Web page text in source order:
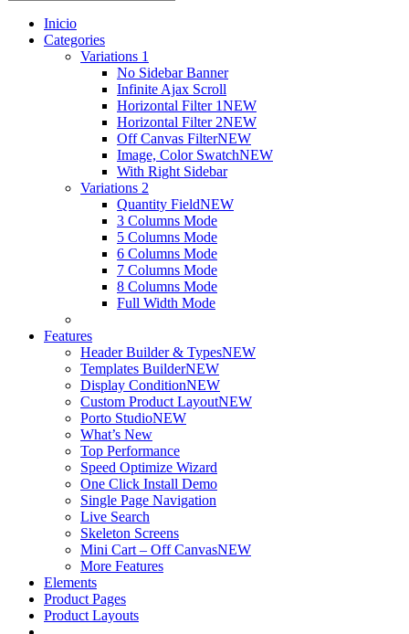
Inicio
Categories
Variations 1
No Sidebar Banner
Infinite Ajax Scroll
Horizontal Filter 1NEW
Horizontal Filter 2NEW
Off Canvas FilterNEW
Image, Color SwatchNEW
With Right Sidebar
Variations 2
Quantity FieldNEW
3 Columns Mode
5 Columns Mode
6 Columns Mode
7 Columns Mode
8 Columns Mode
Full Width Mode
Features
Header Builder & TypesNEW
Templates BuilderNEW
Display ConditionNEW
Custom Product LayoutNEW
Porto StudioNEW
What’s New
Top Performance
Speed Optimize Wizard
One Click Install Demo
Single Page Navigation
Live Search
Skeleton Screens
Mini Cart – Off CanvasNEW
More Features
Elements
Product Pages
Product Layouts